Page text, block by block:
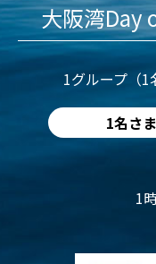
大阪湾Day
1グループ（
1名さ
1